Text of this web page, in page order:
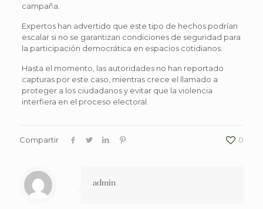
campaña.
Expertos han advertido que este tipo de hechos podrían
escalar si no se garantizan condiciones de seguridad para
la participación democrática en espacios cotidianos.
Hasta el momento, las autoridades no han reportado
capturas por este caso, mientras crece el llamado a
proteger a los ciudadanos y evitar que la violencia
interfiera en el proceso electoral.
Compartir 0
admin